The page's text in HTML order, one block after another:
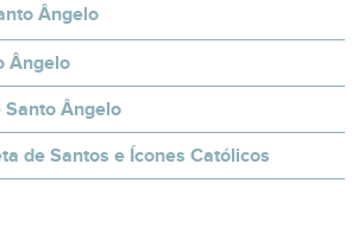
Ângelo
Ângelo
Santo Ângelo
de Santos e Ícones Católicos